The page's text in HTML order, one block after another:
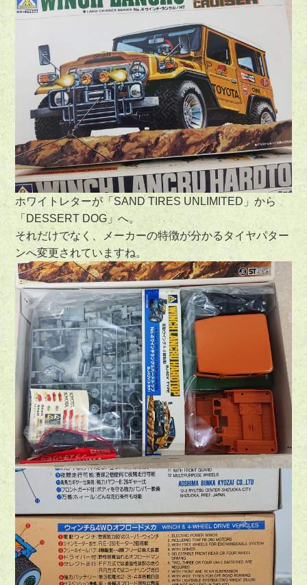
ホワイトレターが「SAND TIRES UNLIMITED」から
「DESSERT DOG」へ。
それだけでなく、メーカーの特徴が分かるタイヤパター
ンへ変更されていますね。